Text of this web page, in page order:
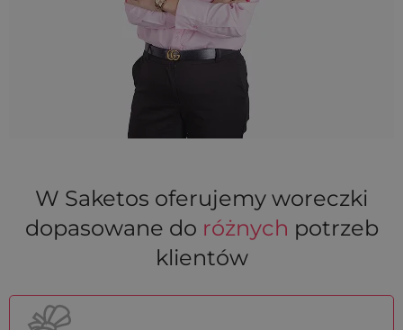
W Saketos oferujemy woreczki
dopasowane do różnych potrzeb
klientów